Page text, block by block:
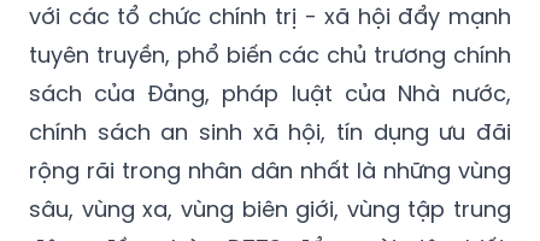
với các tổ chức chính trị - xã hội đẩy mạnh
tuyên truyền, phổ biến các chủ trương chính
sách của Đảng, pháp luật của Nhà nước,
chính sách an sinh xã hội, tín dụng ưu đãi
rộng rãi trong nhân dân nhất là những vùng
sâu, vùng xa, vùng biên giới, vùng tập trung